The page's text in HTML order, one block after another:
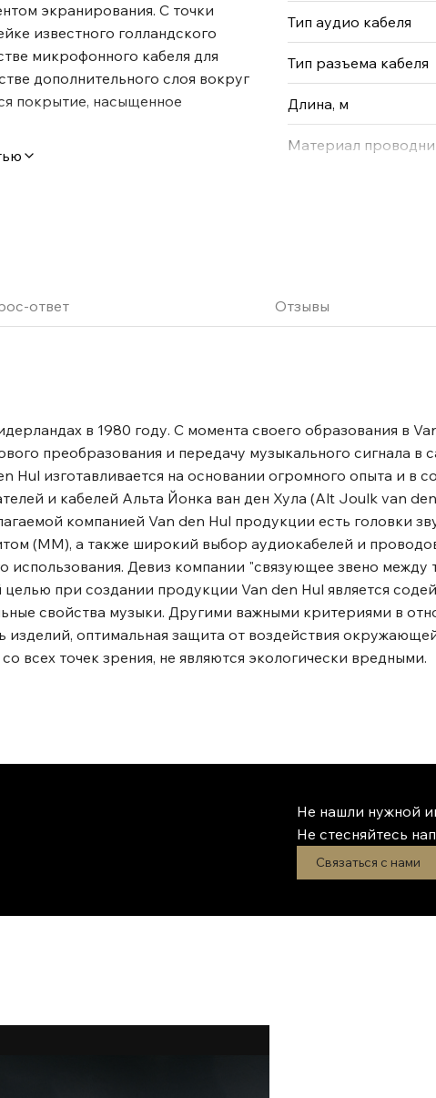
экранирования. С точки
известного голландского
микрофонного кабеля для
дополнительного слоя вокруг
покрытие, насыщенное
Тип аудио кабеля
Тип разъема кабеля
Длина, м
Материал
ответ Отзывы
в 1980 году. С момента своего образования в
преобразования и передачу музыкального сигнала
Hul изготавливается на основании огромного опыта и в
и кабелей Альта Йонка ван ден Хула (Alt Joulk van
компанией Van den Hul продукции есть головки
(MM), а также широкий выбор аудиокабелей и
использования. Девиз компании "связующее звено между
при создании продукции Van den Hul является
свойства музыки. Другими важными критериями в
изделий, оптимальная защита от воздействия
всех точек зрения, не являются экологически вредными.
Не нашли нужной
Не стесняйтесь
Связаться с нами